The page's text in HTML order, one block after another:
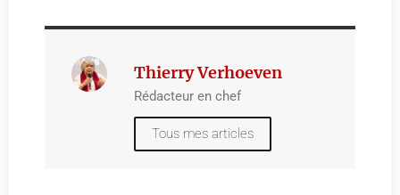
Thierry Verhoeven
Rédacteur en chef
Tous mes articles